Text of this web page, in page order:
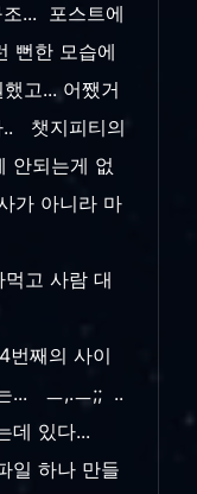
... 포스트에
뻔한 모습에
고... 어쨌거
.. 챗지피티의
안되는게 없
가 아니라 마
고 사람 대
번째의 사이
... ㅡ,.ㅡ;; ..
데 있다...
일 하나 만들